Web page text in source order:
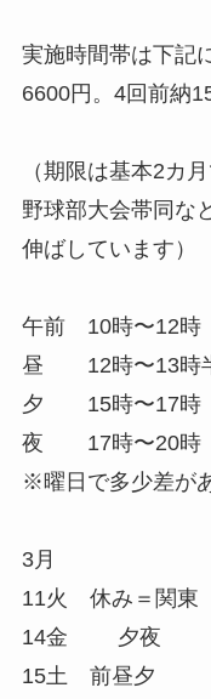
実施時間帯は下記
6600円。4回前納
（期限は基本2カ
野球部大会帯同な
伸ばしています）
午前 10時〜12時
昼 12時〜13時
夕 15時〜17時
夜 17時〜20時
※曜日で多少差が
3月
11火 休み＝関東
14金 夕夜
15土 前昼夕